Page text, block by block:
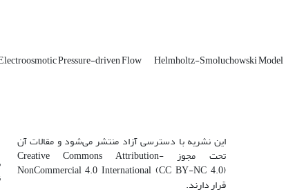
Pressure-driven Flow Helmholtz-Smoluchowski Model
این نشریه با دسترسی آزاد منتشر می‌شود و مقالات آن
تحت مجوز Creative Commons Attribution-
NonCommercial 4.0 International (CC BY-NC 4.0)
قرار دارند.